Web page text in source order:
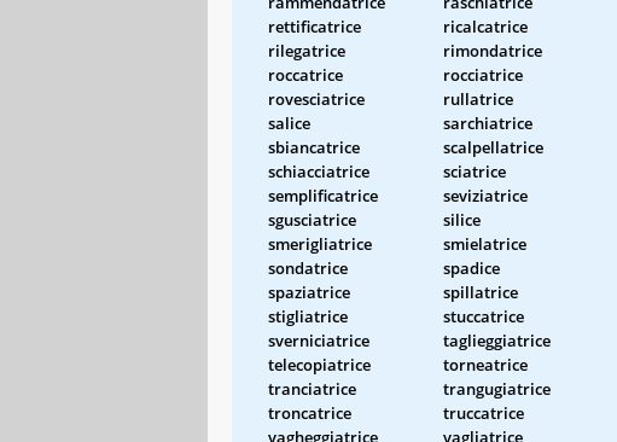
rettificatrice
ricalcatrice
rilegatrice
rimondatrice
roccatrice
rocciatrice
rovesciatrice
rullatrice
salice
sarchiatrice
sbiancatrice
scalpellatrice
schiacciatrice
sciatrice
semplificatrice
seviziatrice
sgusciatrice
silice
smerigliatrice
smielatrice
sondatrice
spadice
spaziatrice
spillatrice
stigliatrice
stuccatrice
sverniciatrice
taglieggiatrice
telecopiatrice
torneatrice
tranciatrice
trangugiatrice
troncatrice
truccatrice
vagheggiatrice
vagliatrice